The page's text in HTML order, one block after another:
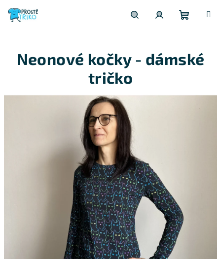
obsah
košík
Neonové kočky - dámské
tričko